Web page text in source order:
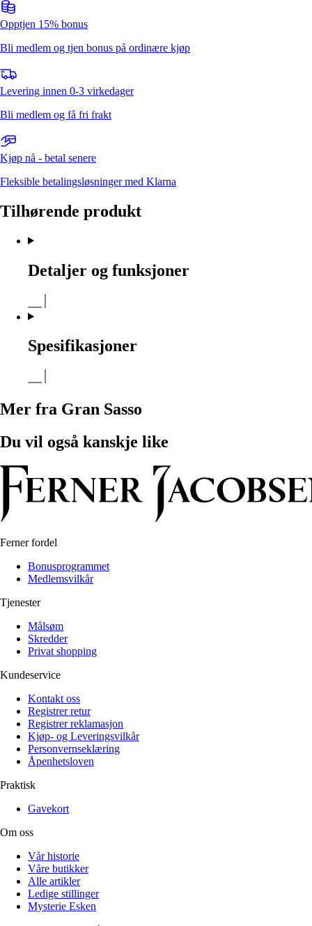
Opptjen 15% bonus
Bli medlem og tjen bonus på ordinære kjøp
Levering innen 0-3 virkedager
Bli medlem og få fri frakt
Kjøp nå - betal senere
Fleksible betalingsløsninger med Klarna
Tilhørende produkt
Detaljer og funksjoner
Spesifikasjoner
Mer fra Gran Sasso
Du vil også kanskje like
Ferner fordel
Bonusprogrammet
Medlemsvilkår
Tjenester
Målsøm
Skredder
Privat shopping
Kundeservice
Kontakt oss
Registrer retur
Registrer reklamasjon
Kjøp- og Leveringsvilkår
Personvernseklæring
Åpenhetsloven
Praktisk
Gavekort
Om oss
Vår historie
Våre butikker
Alle artikler
Ledige stillinger
Mysterie Esken